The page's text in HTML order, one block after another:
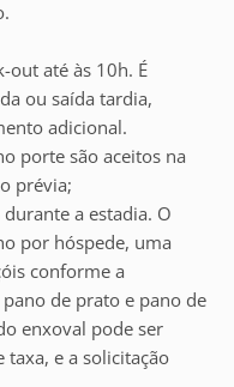
out até às 10h. É
ou saída tardia,
adicional.
porte são aceitos na
prévia;
a estadia. O
por hóspede, uma
conforme a
de prato e pano de
enxoval pode ser
e a solicitação